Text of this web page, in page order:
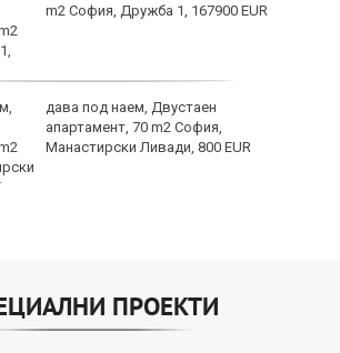
m2 София, Дружба 1, 167900 EUR
дава под наем, Двустаен
апартамент, 70 m2 София,
Манастирски Ливади, 800 EUR
ПРОЕКТИ